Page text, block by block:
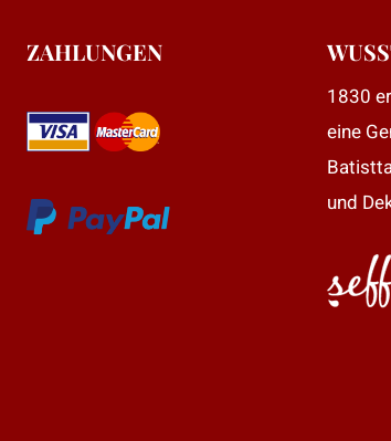
gewählt
ZAHLUNGEN
1830
eine
und